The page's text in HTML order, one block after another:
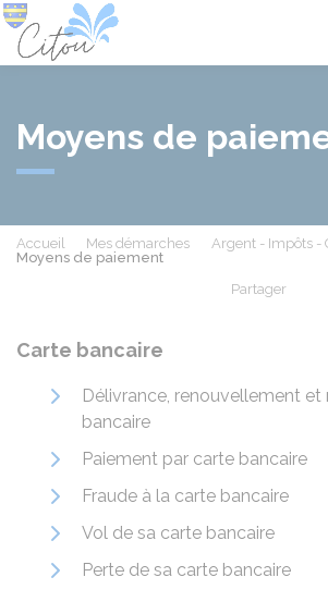
Moyens de
Accueil Mes démarches
Argent - Impôts -
Moyens de paiement
Partager
Carte bancaire
Délivrance, renouvellement
bancaire
Paiement par carte bancaire
Fraude à la carte bancaire
Vol de sa carte bancaire
Perte de sa carte bancaire